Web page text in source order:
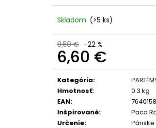
Skladom (>5 ks)
8,50 € –22 %
6,60 €
Jednotková
cena:
Kategória:
Hmotnosť:
0.3 kg
EAN:
Inšpirované:
Paco
Určenie:
S
50 ML
35 €
Pôvodne: